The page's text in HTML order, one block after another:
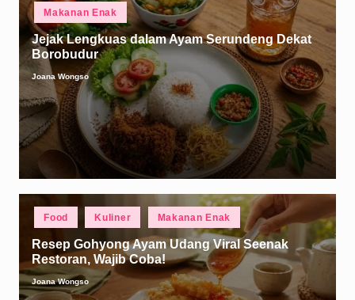
Posted
Makanan Enak
Jejak Lengkuas dalam Ayam Serundeng Dekat
Borobudur
Posted
by
Joana Wongso
Food Kuliner Makanan Enak
Resep Gohyong Ayam Udang Viral Seenak
Restoran, Wajib Coba!
Posted
by
Joana Wongso